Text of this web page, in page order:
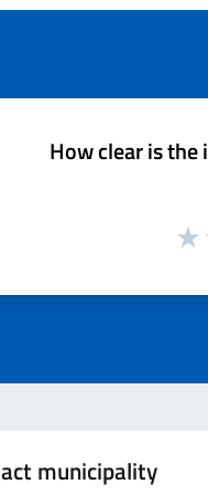
How clear is
municipality